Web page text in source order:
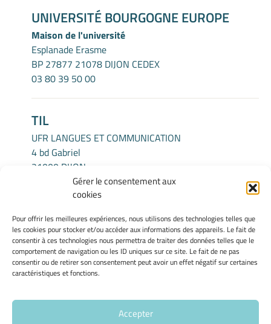
Gérer le consentement aux
cookies
Pour offrir les meilleures expériences, nous utilisons des technologies telles que
les cookies pour stocker et/ou accéder aux informations des appareils. Le fait de
consentir à ces technologies nous permettra de traiter des données telles que le
comportement de navigation ou les ID uniques sur ce site. Le fait de ne pas
consentir ou de retirer son consentement peut avoir un effet négatif sur certaines
caractéristiques et fonctions.
Accepter
UNIVERSITÉ BOURGOGNE EUROPE
Maison de l'université
Esplanade Erasme
BP 27877 21078 DIJON CEDEX
03 80 39 50 00
TIL
UFR LANGUES ET COMMUNICATION
4 bd Gabriel
21000 DIJON
Mentions légales
Gérer mes cookies
Politique de cookies
Déclaration de confidentialité
Site Officiel - Centre Interlangues - Université de Bourgogne @